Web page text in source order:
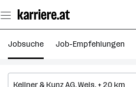
Seiteninhalt
springen
Jobsuche Job-Empfehlungen